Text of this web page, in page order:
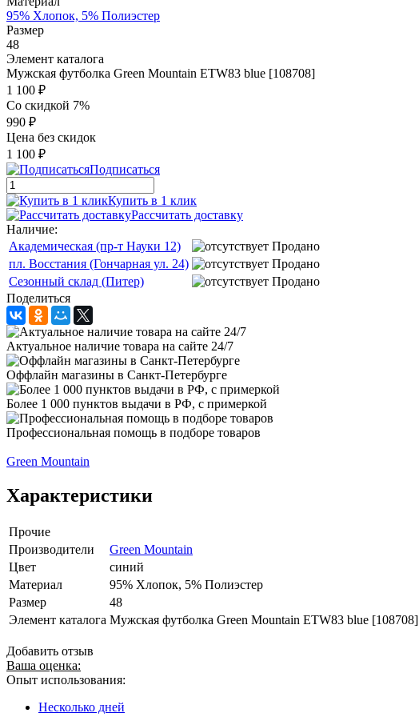
95% Хлопок, 5% Полиэстер
Размер
48
Элемент каталога
Мужская футболка Green Mountain ETW83 blue [108708]
1 100 ₽
Со скидкой 7%
990 ₽
Цена без скидок
1 100 ₽
Подписаться
Купить в 1 клик
Рассчитать доставку
Наличие:
Академическая (пр-т Науки 12)
Продано
пл. Восстания (Гончарная ул. 24)
Продано
Сезонный склад (Питер)
Продано
Поделиться
Актуальное наличие товара на сайте 24/7
Оффлайн магазины в Санкт-Петербурге
Более 1 000 пунктов выдачи в РФ, с примеркой
Профессиональная помощь в подборе товаров
Green Mountain
Характеристики
Прочие
Производители
Green Mountain
Цвет
синий
Материал
95% Хлопок, 5% Полиэстер
Размер
48
Элемент каталога Мужская футболка Green Mountain ETW83 blue [108708]
Добавить отзыв
Ваша оценка:
Опыт использования:
Несколько дней